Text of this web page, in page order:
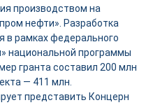
производством на
нефти». Разработка
в рамках федерального
национальной программы
гранта составил 200 млн
— 411 млн.
представить Концерн